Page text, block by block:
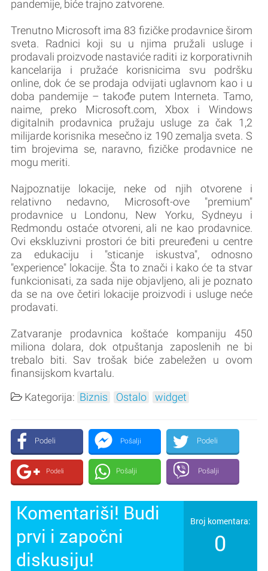
pandemije, biće trajno zatvorene.
Trenutno Microsoft ima 83 fizičke prodavnice širom
sveta. Radnici koji su u njima pružali usluge i
prodavali proizvode nastaviće raditi iz korporativnih
kancelarija i pružaće korisnicima svu podršku
online, dok će se prodaja odvijati uglavnom kao i u
doba pandemije – takođe putem Interneta. Tamo,
naime, preko Microsoft.com, Xbox i Windows
digitalnih prodavnica pružaju usluge za čak 1,2
milijarde korisnika mesečno iz 190 zemalja sveta. S
tim brojevima se, naravno, fizičke prodavnice ne
mogu meriti.
Najpoznatije lokacije, neke od njih otvorene i
relativno nedavno, Microsoft-ove "premium"
prodavnice u Londonu, New Yorku, Sydneyu i
Redmondu ostaće otvoreni, ali ne kao prodavnice.
Ovi ekskluzivni prostori će biti preuređeni u centre
za edukaciju i "sticanje iskustva", odnosno
"experience" lokacije. Šta to znači i kako će ta stvar
funkcionisati, za sada nije objavljeno, ali je poznato
da se na ove četiri lokacije proizvodi i usluge neće
prodavati.
Zatvaranje prodavnica koštaće kompaniju 450
miliona dolara, dok otpuštanja zaposlenih ne bi
trebalo biti. Sav trošak biće zabeležen u ovom
finansijskom kvartalu.
Kategorija: Biznis Ostalo widget
Podeli Pošalji Podeli
Podeli Pošalji Pošalji
Komentariši! Budi
prvi i započni
diskusiju!
Broj komentara:
0